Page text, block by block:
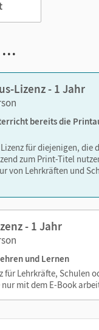
…
Lizenz - 1 Jahr
bereits die
für diejenigen, die
zum Print-Titel
von Lehrkräften und
- 1 Jahr
und Lernen
für Lehrkräfte, Schulen
mit dem E-Book